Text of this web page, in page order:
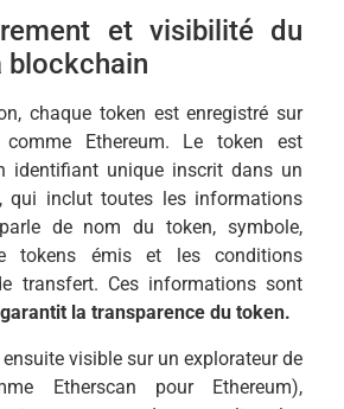
et visibilité du
blockchain
chaque token est enregistré sur
comme Ethereum. Le token est
identifiant unique inscrit dans un
qui inclut toutes les informations
de nom du token, symbole,
tokens émis et les conditions
transfert. Ces informations sont
la transparence du token.
visible sur un explorateur de
Etherscan pour Ethereum),